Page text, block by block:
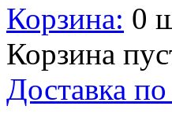
Корзина: 0
Корзина
Доставка